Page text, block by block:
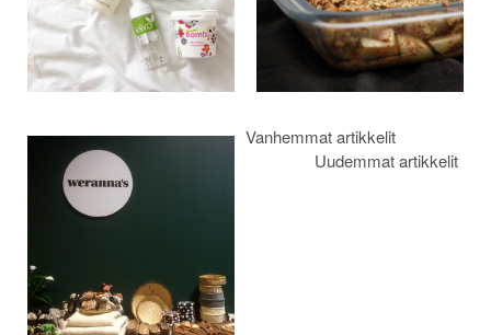
Vanhemmat artikkelit
Uudemmat artikkelit